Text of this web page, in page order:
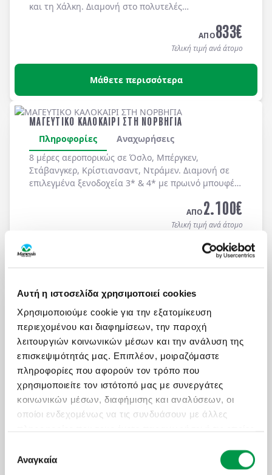
Αυτή η ιστοσελίδα χρησιμοποιεί cookies
Χρησιμοποιούμε cookie για την εξατομίκευση
περιεχομένου και διαφημίσεων, την παροχή
λειτουργιών κοινωνικών μέσων και την ανάλυση της
επισκεψιμότητάς μας. Επιπλέον, μοιραζόμαστε
πληροφορίες που αφορούν τον τρόπο που
χρησιμοποιείτε τον ιστότοπό μας με συνεργάτες
κοινωνικών μέσων, διαφήμισης και αναλύσεων, οι
οποίοι ενδεχομένως να τις συνδυάσουν με άλλες
χρήση των υπηρεσιών τους.
συγκατάθεσης
Αναγκαία
και τη Χάλκη. Διαμονή στο πολυτελές
(ημιδιατροφή).
ΑΠΟ833€
Τελική τιμή ανά άτομο
Μάθετε περισσότερα
ΜΑΓΕΥΤΙΚΟ ΚΑΛΟΚΑΙΡΙ ΣΤΗ ΝΟΡΒΗΓΙΑ
Πληροφορίες
Αναχωρήσεις
8 μέρες αεροπορικώς σε Όσλο, Μπέργκεν,
Στάβανγκερ, Κρίστιανσαντ, Ντράμεν. Διαμονή σε
επιλεγμένα ξενοδοχεία 3* & 4* με πρωινό μπουφέ
ΑΠΟ2.100€
Τελική τιμή ανά άτομο
ΑΤΟΜΙΚΟ ΤΑΞΙΔΙ ΜΕ ΣΑΦΑΡΙ ΣΤΗΝ ΚΕΝΥΑ &
ΜΟΜΠΑΣΑ
Πληροφορίες
Αναχωρήσεις
13 ημέρες / 10 νύχτες αεροπορικώς σε Ναϊρόμπι -
Αμποσέλι - Ανατολικό Τσάβο - Μομπάσα - Wasini
Island. Αναχωρήσεις κάθε Τρίτη & Πέμπτη από
19/04 έως 10/12/2026 (επιστροφή). Οργανωμένα
Ατομικά Ταξίδια με ελάχιστη συμμετοχή 2 ατόμων.
ON REQUEST
ΑΠΟ3.450